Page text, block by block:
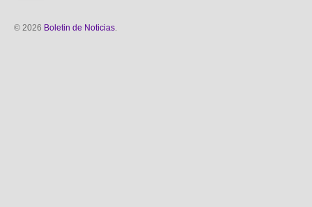
© 2026 Boletin de Noticias.